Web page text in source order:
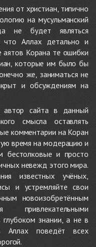
от христиан, типично
на мусульманский
не будет являться
что Аллах детально и
аятов Корана те ошибки
которые им было бы
же, заниматься не
и обсуждениям на
автор сайта в данный
смысла оставлять
комментарии на Коран
время на модерацию и
бестолковые и просто
невежд этого мира.
известных учёных,
и устремляйте свои
новоизобретённым
знании, а не в
Аллах поведёт всех